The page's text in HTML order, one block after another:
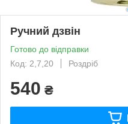
Ручний дзвін
Готово до відправки
Код: 2,7,20
Роздріб
540 ₴